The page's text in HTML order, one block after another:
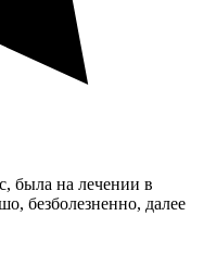
была на лечении в
безболезненно, далее